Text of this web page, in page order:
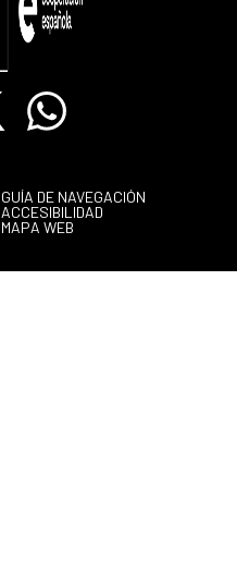
Whatsapp
GUÍA DE NAVEGACIÓN
ACCESIBILIDAD
MAPA WEB